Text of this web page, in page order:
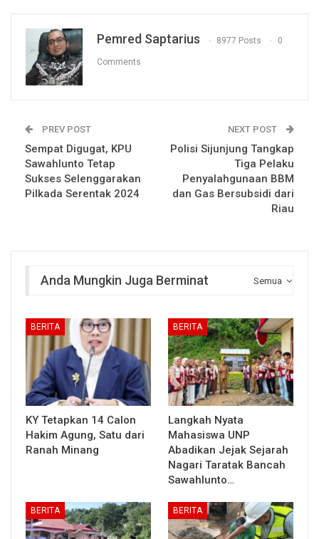
Pemred Saptarius 8977 Posts 0
Comments
PREV POST
Sempat Digugat, KPU
Sawahlunto Tetap
Sukses Selenggarakan
Pilkada Serentak 2024
NEXT POST
Polisi Sijunjung Tangkap
Tiga Pelaku
Penyalahgunaan BBM
dan Gas Bersubsidi dari
Riau
Semua
Anda Mungkin Juga Berminat
BERITA
KY Tetapkan 14 Calon
Hakim Agung, Satu dari
Ranah Minang
BERITA
Langkah Nyata
Mahasiswa UNP
Abadikan Jejak Sejarah
Nagari Taratak Bancah
Sawahlunto…
BERITA BERITA